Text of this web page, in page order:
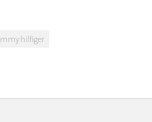
hilfiger